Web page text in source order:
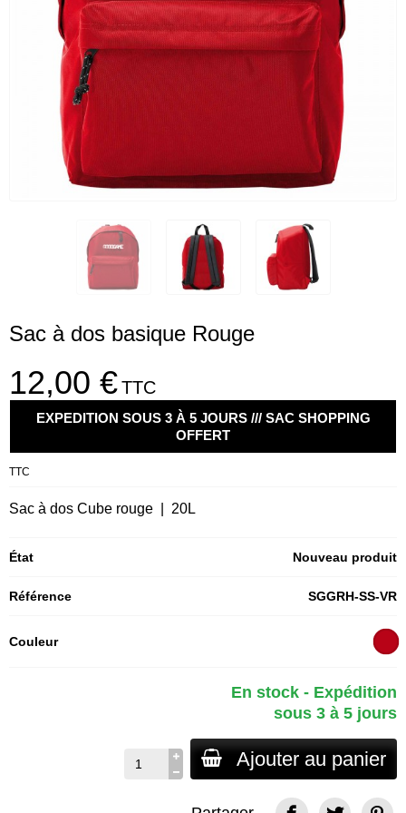
Sac à dos basique Rouge
12,00 €TTC
EXPEDITION SOUS 3 À 5 JOURS /// SAC SHOPPING
OFFERT
TTC
Sac à dos Cube rouge | 20L
État Nouveau produit
Référence SGGRH-SS-VR
Couleur
En stock - Expédition
sous 3 à 5 jours
Ajouter au panier